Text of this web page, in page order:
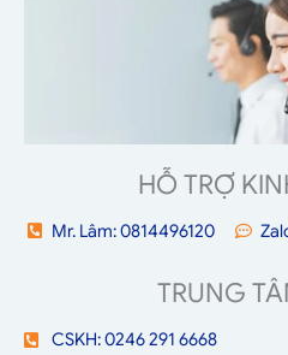
HỖ TRỢ
Mr. Lâm: 0814496120
TRUNG
CSKH: 0246 291 6668